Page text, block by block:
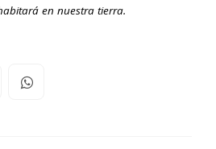
en nuestra tierra.